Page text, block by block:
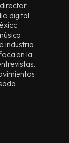
digital
industria
en la